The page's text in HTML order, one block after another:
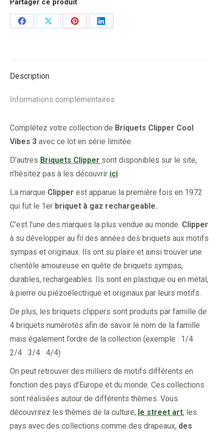
Collection
Cool
Vibes
Partager ce produit
Share
Share
Share
Share
Description
Informations complémentaires
Complétez votre collection de Briquets Clipper Cool
Vibes 3 avec ce lot en série limitée.
D’autres Briquets Clipper sont disponibles sur le site,
n’hésitez pas à les découvrir ici
La marque Clipper est apparue la première fois en 1972
qui fut le 1er briquet à gaz rechargeable.
C’est l’une des marques la plus vendue au monde. Clipper
à su développer au fil des années des briquets aux motifs
sympas et originaux. Ils ont su plaire et ainsi trouver une
clientèle amoureuse en quête de briquets sympas,
durables, rechargeables. Ils sont en plastique ou en métal,
à pierre ou piézoélectrique et originaux par leurs motifs.
De plus, les briquets clippers sont produits par famille de
4 briquets numérotés afin de savoir le nom de la famille
mais également l’ordre de la collection (exemple : 1/4
2/4 3/4 4/4)
On peut retrouver des milliers de motifs différents en
fonction des pays d’Europe et du monde. Ces collections
sont réalisées autour de différents thèmes. Vous
découvrirez les thèmes de la culture, le street art, les
pays avec des collections comme des drapeaux, des